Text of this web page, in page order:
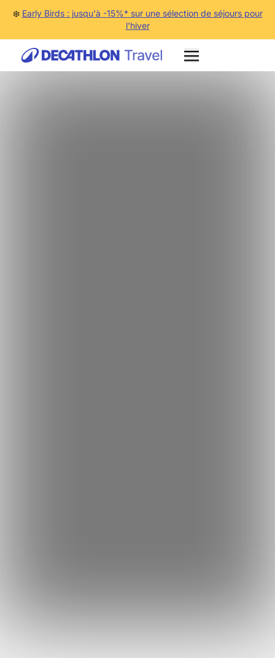
❄️ Early Birds : jusqu'à -15%* sur une sélection de séjours pour
l'hiver